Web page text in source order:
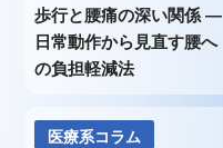
歩行と腰痛の深い関係 ―
日常動作から見直す腰へ
の負担軽減法
医療系コラム